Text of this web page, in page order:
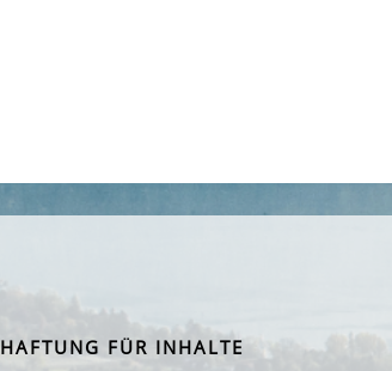
HAFTUNG FÜR INHALTE